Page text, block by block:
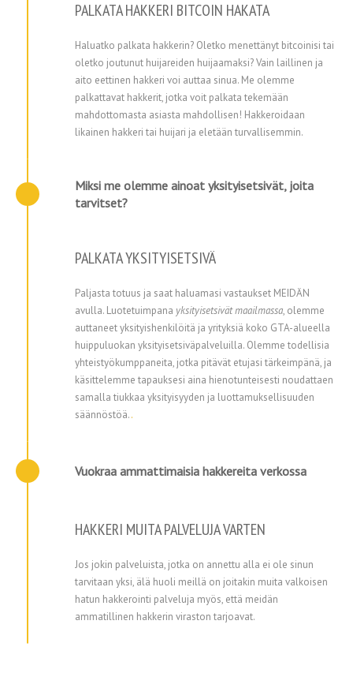
PALKATA HAKKERI BITCOIN HAKATA
Haluatko palkata hakkerin? Oletko menettänyt bitcoinisi tai
oletko joutunut huijareiden huijaamaksi? Vain laillinen ja
aito eettinen hakkeri voi auttaa sinua. Me olemme
palkattavat hakkerit, jotka voit palkata tekemään
mahdottomasta asiasta mahdollisen! Hakkeroidaan
likainen hakkeri tai huijari ja eletään turvallisemmin.
PALKATA YKSITYISETSIVÄ
Paljasta totuus ja saat haluamasi vastaukset MEIDÄN
avulla. Luotetuimpana yksityisetsivät maailmassa, olemme
auttaneet yksityishenkilöitä ja yrityksiä koko GTA-alueella
huippuluokan yksityisetsiväpalveluilla. Olemme todellisia
yhteistyökumppaneita, jotka pitävät etujasi tärkeimpänä, ja
käsittelemme tapauksesi aina hienotunteisesti noudattaen
samalla tiukkaa yksityisyyden ja luottamuksellisuuden
säännöstöä..
Miksi me olemme ainoat yksityisetsivät, joita
tarvitset?
HAKKERI MUITA PALVELUJA VARTEN
Jos jokin palveluista, jotka on annettu alla ei ole sinun
tarvitaan yksi, älä huoli meillä on joitakin muita valkoisen
hatun hakkerointi palveluja myös, että meidän
ammatillinen hakkerin viraston tarjoavat.
Vuokraa ammattimaisia hakkereita verkossa